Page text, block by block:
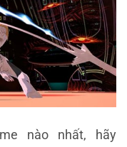
nào nhất, hãy